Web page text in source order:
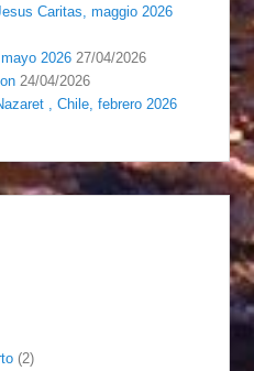
Caritas, maggio 2026
2026 27/04/2026
24/04/2026
, Chile, febrero 2026
(2)